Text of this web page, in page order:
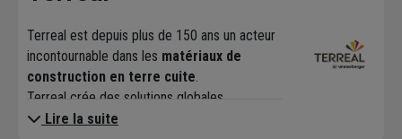
Terreal est depuis plus de 150 ans un acteur
incontournable dans les matériaux de
construction en terre cuite.
Terreal crée des solutions globales,
innovantes et responsables pour l'enveloppe
Lire la suite